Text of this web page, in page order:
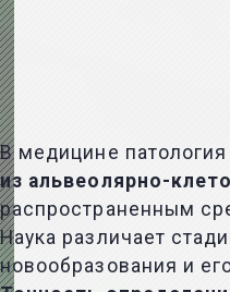
В медицине
из альвеолярно-
распространенным
Наука различает
новообразования и